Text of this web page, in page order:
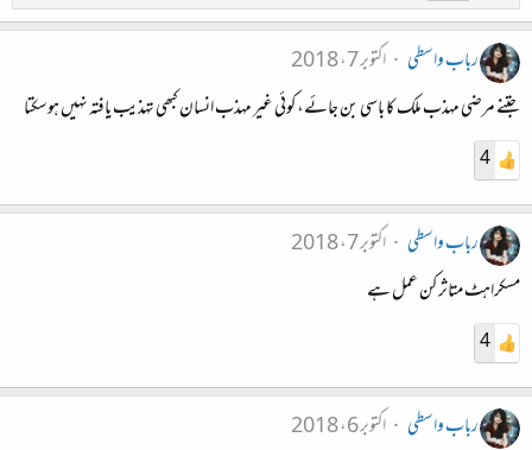
رباب واسطی
اکتوبر 7، 2018
جتنے مرضی مہذب ملک کا باسی بن جائے، کوئی غیر مہذب انسان کبھی تہذیب یافتہ نہیں ہوسکتا
4
رباب واسطی
اکتوبر 7، 2018
مسکراہٹ متاثر کن عمل ہے
4
رباب واسطی
اکتوبر 6، 2018